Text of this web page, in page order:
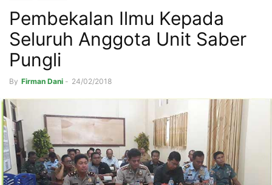
Pembekalan Ilmu Kepada
Seluruh Anggota Unit Saber
Pungli
By Firman Dani - 24/02/2018